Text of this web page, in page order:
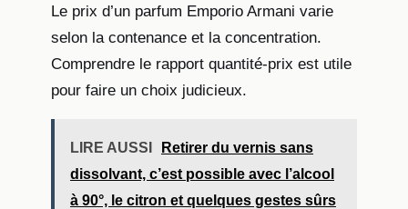
Le prix d’un parfum Emporio Armani varie
selon la contenance et la concentration.
Comprendre le rapport quantité-prix est utile
pour faire un choix judicieux.
LIRE AUSSI
Retirer du vernis sans
dissolvant, c’est possible avec l’alcool
à 90°, le citron et quelques gestes sûrs